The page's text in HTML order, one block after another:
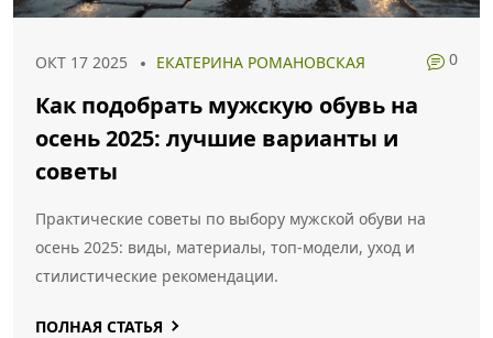
ОКТ 17 2025 ЕКАТЕРИНА РОМАНОВСКАЯ 0
Как подобрать мужскую обувь на
осень 2025: лучшие варианты и
советы
Практические советы по выбору мужской обуви на
осень 2025: виды, материалы, топ‑модели, уход и
стилистические рекомендации.
ПОЛНАЯ СТАТЬЯ